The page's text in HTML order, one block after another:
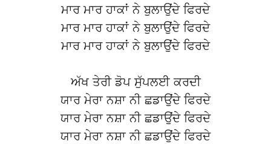
ਮਾਰ ਮਾਰ ਹਾਕਾਂ ਨੇ ਬੁਲਾਉਂਦੇ ਫਿਰਦੇ
ਮਾਰ ਮਾਰ ਹਾਕਾਂ ਨੇ ਬੁਲਾਉਂਦੇ ਫਿਰਦੇ
ਮਾਰ ਮਾਰ ਹਾਕਾਂ ਨੇ ਬੁਲਾਉਂਦੇ ਫਿਰਦੇ
ਅੱਖ ਤੇਰੀ ਡੋਪ ਸੁੱਪਲਈ ਕਰਦੀ
ਯਾਰ ਮੇਰਾ ਨਸ਼ਾ ਨੀ ਛਡਾਉਂਦੇ ਫਿਰਦੇ
ਯਾਰ ਮੇਰਾ ਨਸ਼ਾ ਨੀ ਛਡਾਉਂਦੇ ਫਿਰਦੇ
ਯਾਰ ਮੇਰਾ ਨਸ਼ਾ ਨੀ ਛਡਾਉਂਦੇ ਫਿਰਦੇ